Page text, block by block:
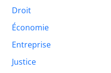
Droit
Économie
Entreprise
Justice